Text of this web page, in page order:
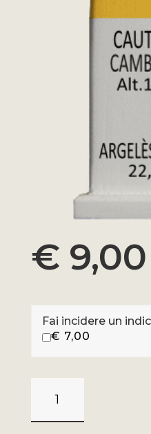
€ 9,00
Fai incidere un
€ 7,00
ARGELÈS